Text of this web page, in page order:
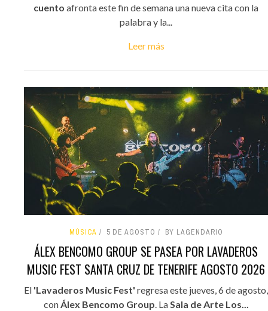
cuento afronta este fin de semana una nueva cita con la
palabra y la...
Leer más
MÚSICA 5 DE AGOSTO BY LAGENDARIO
ÁLEX BENCOMO GROUP SE PASEA POR LAVADEROS
MUSIC FEST SANTA CRUZ DE TENERIFE AGOSTO 2026
El 'Lavaderos Music Fest' regresa este jueves, 6 de agosto,
conÁlex Bencomo Group. LaSala de Arte Los...